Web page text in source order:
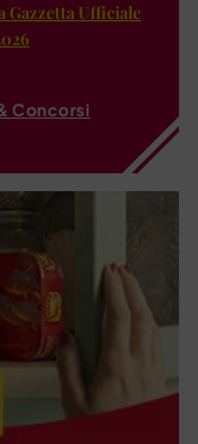
Gazzetta Ufficiale
Concorsi